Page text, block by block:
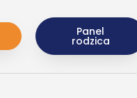
Panel
rodzica